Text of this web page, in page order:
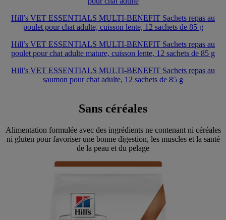
Hill’s VET ESSENTIALS MULTI-BENEFIT Sachets repas au
poulet pour chat adulte, cuisson lente, 12 sachets de 85 g
Hill’s VET ESSENTIALS MULTI-BENEFIT Sachets repas au
poulet pour chat adulte mature, cuisson lente, 12 sachets de 85 g
Hill’s VET ESSENTIALS MULTI-BENEFIT Sachets repas au
saumon pour chat adulte, 12 sachets de 85 g
Sans céréales
Alimentation formulée avec des ingrédients ne contenant ni céréales
ni gluten pour favoriser une bonne digestion, les muscles et la santé
de la peau et du pelage